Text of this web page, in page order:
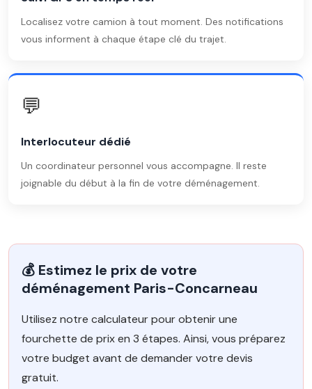
Localisez votre camion à tout moment. Des notifications
vous informent à chaque étape clé du trajet.
💬
Interlocuteur dédié
Un coordinateur personnel vous accompagne. Il reste
joignable du début à la fin de votre déménagement.
💰 Estimez le prix de votre
déménagement Paris-Concarneau
Utilisez notre calculateur pour obtenir une
fourchette de prix en 3 étapes. Ainsi, vous préparez
votre budget avant de demander votre devis
gratuit.